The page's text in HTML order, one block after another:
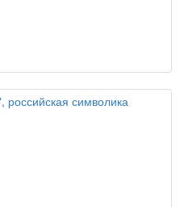
символика